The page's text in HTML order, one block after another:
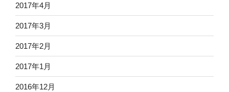
2017年4月
2017年3月
2017年2月
2017年1月
2016年12月